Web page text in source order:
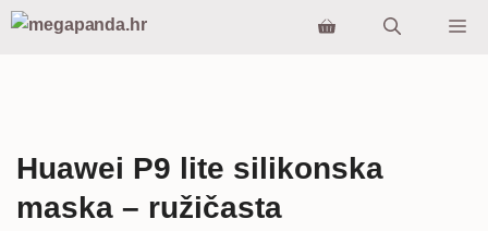
Preskoči
Huawei P9 lite silikonska
maska – ružičasta